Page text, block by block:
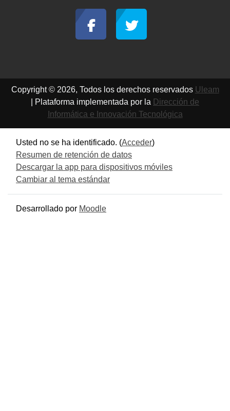
Copyright © 2026, Todos los derechos reservados Uleam
| Plataforma implementada por la Dirección de
Informática e Innovación Tecnológica
Usted no se ha identificado. (Acceder)
Resumen de retención de datos
Descargar la app para dispositivos móviles
Cambiar al tema estándar
Desarrollado por Moodle